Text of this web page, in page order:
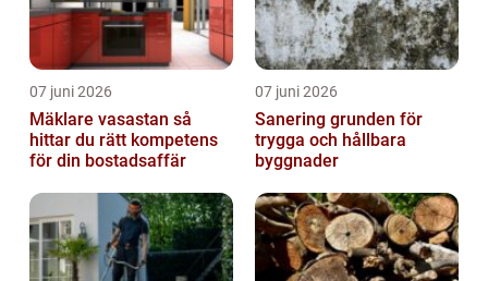
07 juni 2026
Mäklare vasastan så
hittar du rätt kompetens
för din bostadsaffär
07 juni 2026
Sanering grunden för
trygga och hållbara
byggnader